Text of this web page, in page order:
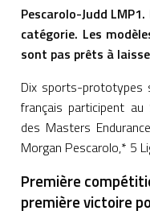
Pescarolo-Judd
catégorie. Les
sont pas prêts à
Dix sports-prototypes
français participent
des Masters
Morgan Pescarolo,* 5
Première
première victoire